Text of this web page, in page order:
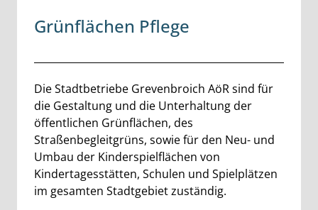
Grünflächen Pflege
Beschreibung
Die Stadtbetriebe Grevenbroich AöR sind für
die Gestaltung und die Unterhaltung der
öffentlichen Grünflächen, des
Straßenbegleitgrüns, sowie für den Neu- und
Umbau der Kinderspielflächen von
Kindertagesstätten, Schulen und Spielplätzen
im gesamten Stadtgebiet zuständig.